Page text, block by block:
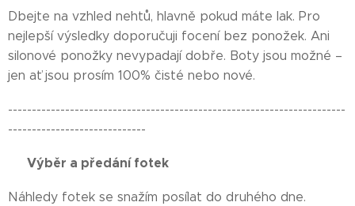
Dbejte na vzhled nehtů, hlavně pokud máte lak. Pro
nejlepší výsledky doporučuji focení bez ponožek. Ani
silonové ponožky nevypadají dobře. Boty jsou možné –
jen ať jsou prosím 100% čisté nebo nové.
-----------------------------------------------------------------------
-----------------------------
📤 Výběr a předání fotek 📤
Náhledy fotek se snažím posílat do druhého dne.